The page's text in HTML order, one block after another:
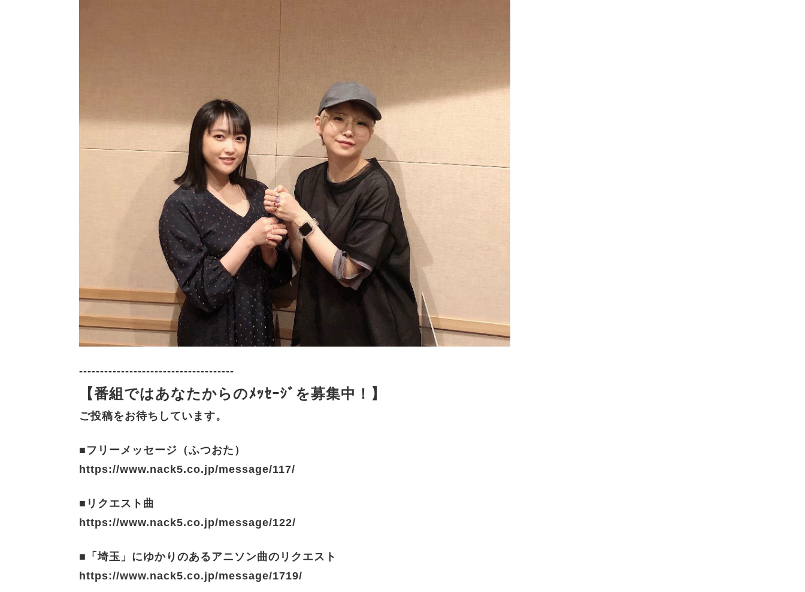
-------------------------------------
【番組ではあなたからのﾒｯｾｰｼﾞを募集中！】
ご投稿をお待ちしています。
■フリーメッセージ（ふつおた）
https://www.nack5.co.jp/message/117/
■リクエスト曲
https://www.nack5.co.jp/message/122/
■「埼玉」にゆかりのあるアニソン曲のリクエスト
https://www.nack5.co.jp/message/1719/